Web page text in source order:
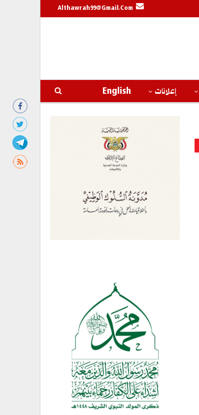
Althawrah99@gmail.com
إعلانات English